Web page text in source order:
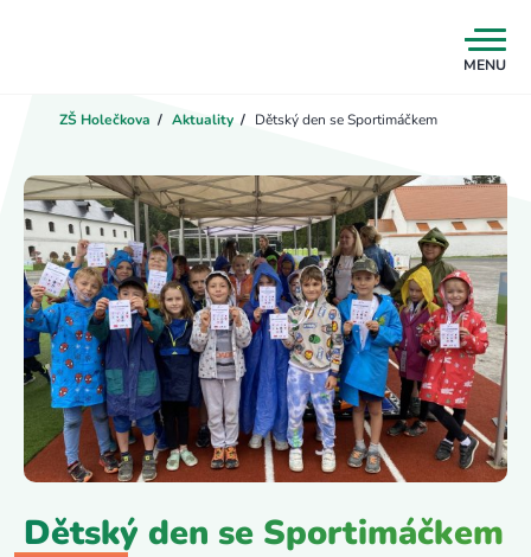
MENU
ZŠ Holečkova / Aktuality / Dětský den se Sportimáčkem
Dětský den se Sportimáčkem